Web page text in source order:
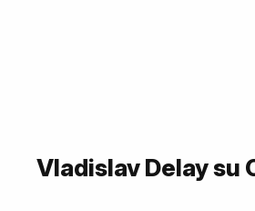
Vladislav Delay su